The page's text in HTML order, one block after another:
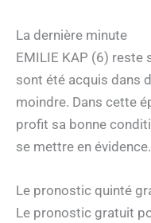
La dernière minute
EMILIE KAP (6) reste
sont été acquis dans
moindre. Dans cette
profit sa bonne
se mettre en évidence.
Le pronostic quinté
Le pronostic gratuit